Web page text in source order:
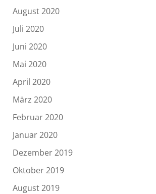
August 2020
Juli 2020
Juni 2020
Mai 2020
April 2020
März 2020
Februar 2020
Januar 2020
Dezember 2019
Oktober 2019
August 2019